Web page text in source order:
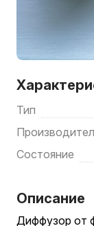
Тип
Состояние
Описание
Диффузор от